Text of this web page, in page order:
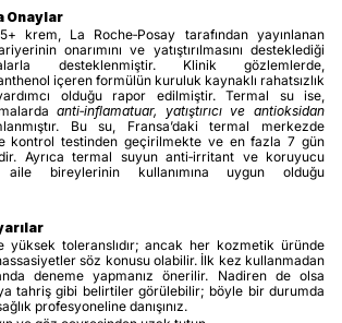
Onaylar
krem, La Roche‑Posay tarafından yayınlanan
onarımını ve yatıştırılmasını desteklediği
desteklenmiştir. Klinik gözlemlerde,
içeren formülün kuruluk kaynaklı rahatsızlık
olduğu rapor edilmiştir. Termal su ise,
anti‑inflamatuar, yatıştırıcı ve antioksidan
Bu su, Fransa’daki termal merkezde
kontrol testinden geçirilmekte ve en fazla 7 gün
Ayrıca termal suyun anti‑irritant ve koruyucu
bireylerinin kullanımına uygun olduğu
yüksek toleranslıdır; ancak her kozmetik üründe
söz konusu olabilir. İlk kez kullanmadan
deneme yapmanız önerilir. Nadiren de olsa
tahriş gibi belirtiler görülebilir; böyle bir durumda
profesyoneline danışınız.